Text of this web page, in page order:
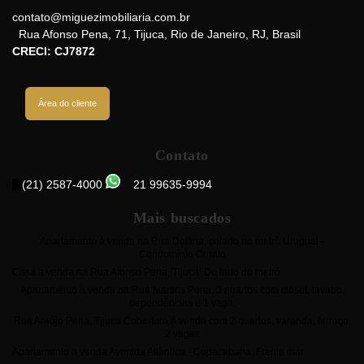
contato@miguezimobiliaria.com.br
Rua Afonso Pena 71 Tijuca Rio de Janeiro RJ
Brasil
CRECI: CJ7872
Área do cliente
Contato
(21) 2587-4000 21 99635-9994
Mais buscados